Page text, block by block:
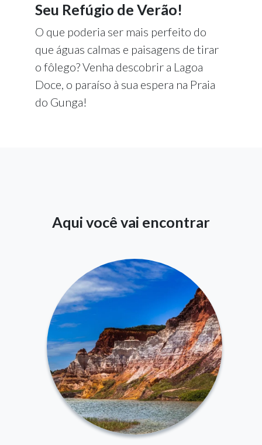
Seu Refúgio de Verão!
O que poderia ser mais perfeito do
que águas calmas e paisagens de tirar
o fôlego? Venha descobrir a Lagoa
Doce, o paraíso à sua espera na Praia
do Gunga!
Aqui você vai encontrar